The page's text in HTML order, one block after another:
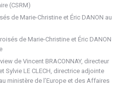
(CSRM)
de Marie-Christine et Éric DANON au
de Marie-Christine et Éric DANON
de Vincent BRACONNAY, directeur
Sylvie LE CLECH, directrice adjointe
ministère de l’Europe et des Affaires